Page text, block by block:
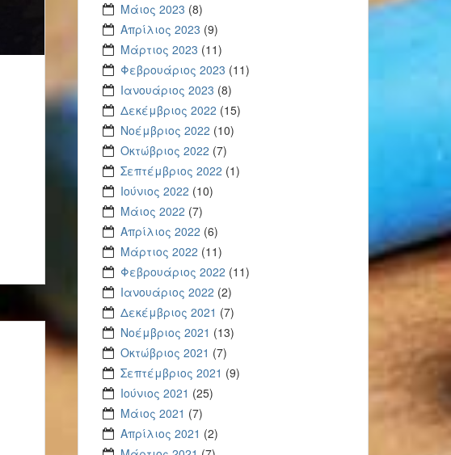
Μάιος 2023 (8)
Απρίλιος 2023 (9)
Μάρτιος 2023 (11)
Φεβρουάριος 2023 (11)
Ιανουάριος 2023 (8)
Δεκέμβριος 2022 (15)
Νοέμβριος 2022 (10)
Οκτώβριος 2022 (7)
Σεπτέμβριος 2022 (1)
Ιούνιος 2022 (10)
Μάιος 2022 (7)
Απρίλιος 2022 (6)
Μάρτιος 2022 (11)
Φεβρουάριος 2022 (11)
Ιανουάριος 2022 (2)
Δεκέμβριος 2021 (7)
Νοέμβριος 2021 (13)
Οκτώβριος 2021 (7)
Σεπτέμβριος 2021 (9)
Ιούνιος 2021 (25)
Μάιος 2021 (7)
Απρίλιος 2021 (2)